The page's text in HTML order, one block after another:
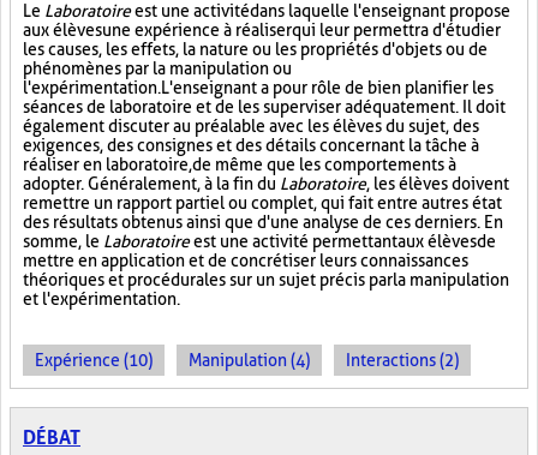
Le Laboratoireest une activité dans laquelle l'enseignant propose
aux élèves une expérience à réaliser qui leur permettra d'étudier
les causes, les effets, la nature ou les propriétés d'objets ou de
phénomènes par la manipulation ou
l'expérimentation. L'enseignant a pour rôle de bien planifier les
séances de laboratoire et de les superviser adéquatement. Il doit
également discuter au préalable avec les élèves du sujet, des
exigences, des consignes et des détails concernant la tâche à
réaliser en laboratoire, de même que les comportements à
adopter. Généralement, à la fin du Laboratoire, les élèves doivent
remettre un rapport partiel ou complet, qui fait entre autres état
des résultats obtenus ainsi que d'une analyse de ces derniers. En
somme, le Laboratoireest une activité permettant aux élèves de
mettre en application et de concrétiser leurs connaissances
théoriques et procédurales sur un sujet précis par la manipulation
et l'expérimentation.
Expérience (10) Manipulation (4) Interactions (2)
DÉBAT